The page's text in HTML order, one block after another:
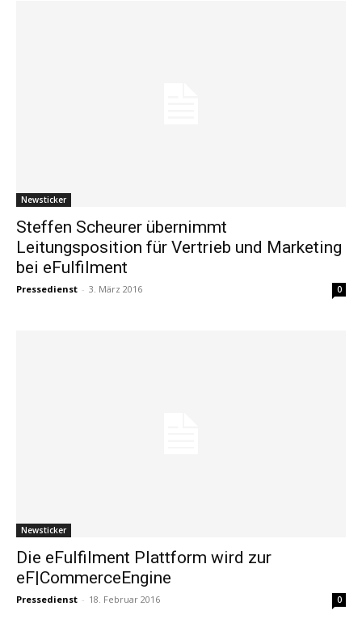
Newsticker
Steffen Scheurer übernimmt
Leitungsposition für Vertrieb und Marketing
bei eFulfilment
Pressedienst - 3. März 2016 0
Newsticker
Die eFulfilment Plattform wird zur
eF|CommerceEngine
Pressedienst - 18. Februar 2016 0